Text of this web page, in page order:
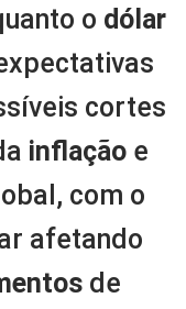
o dólar
cortes
inflação e
com o
afetando
de